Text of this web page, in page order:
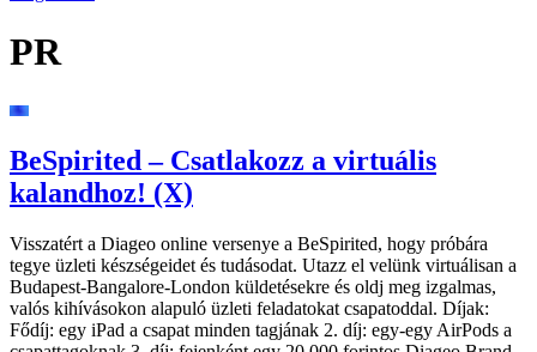
PR
BeSpirited – Csatlakozz a virtuális
kalandhoz! (X)
Visszatért a Diageo online versenye a BeSpirited, hogy próbára
tegye üzleti készségeidet és tudásodat. Utazz el velünk virtuálisan a
Budapest-Bangalore-London küldetésekre és oldj meg izgalmas,
valós kihívásokon alapuló üzleti feladatokat csapatoddal. Díjak:
Fődíj: egy iPad a csapat minden tagjának 2. díj: egy-egy AirPods a